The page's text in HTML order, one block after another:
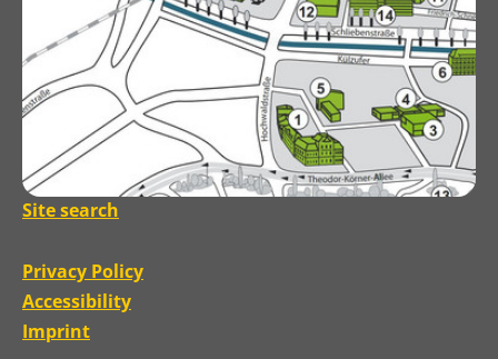
Site search
Privacy Policy
Accessibility
Imprint